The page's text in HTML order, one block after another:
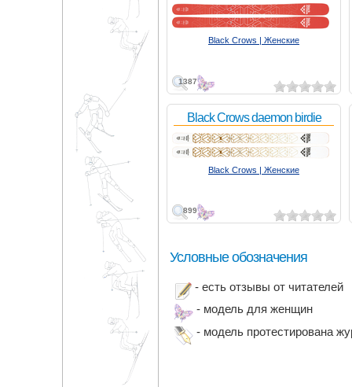
1387
Black Crows | Женские
899
Black Crows daemon birdie
Black Crows | Женские
Условные обозначения
- есть отзывы от читателей
- модель для женщин
- модель протестирована